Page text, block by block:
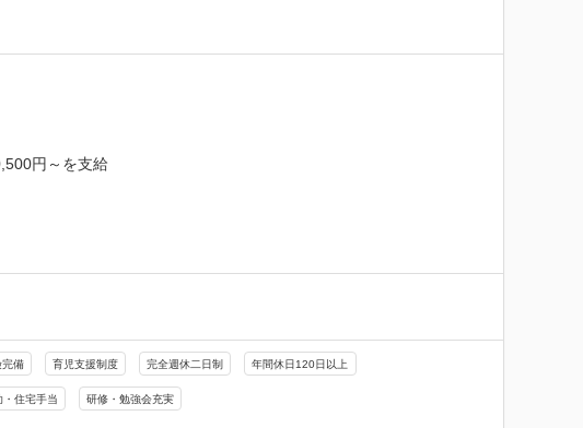
円～を支給
完備 育児支援制度 完全週休二日制 年間休日120日以上
・住宅手当 研修・勉強会充実